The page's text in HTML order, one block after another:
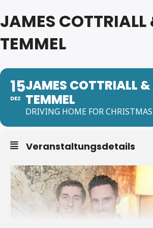
JAMES COTTRIALL
TEMMEL
15
DEZ
JAMES COTTRIALL &
TEMMEL
DRIVING HOME FOR CHRISTMAS
Veranstaltungsdetails